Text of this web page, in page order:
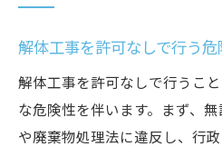
解体工事を許可なしで行う
解体工事を許可なしで行うこ
な危険性を伴います。まず、
や廃棄物処理法に違反し、行